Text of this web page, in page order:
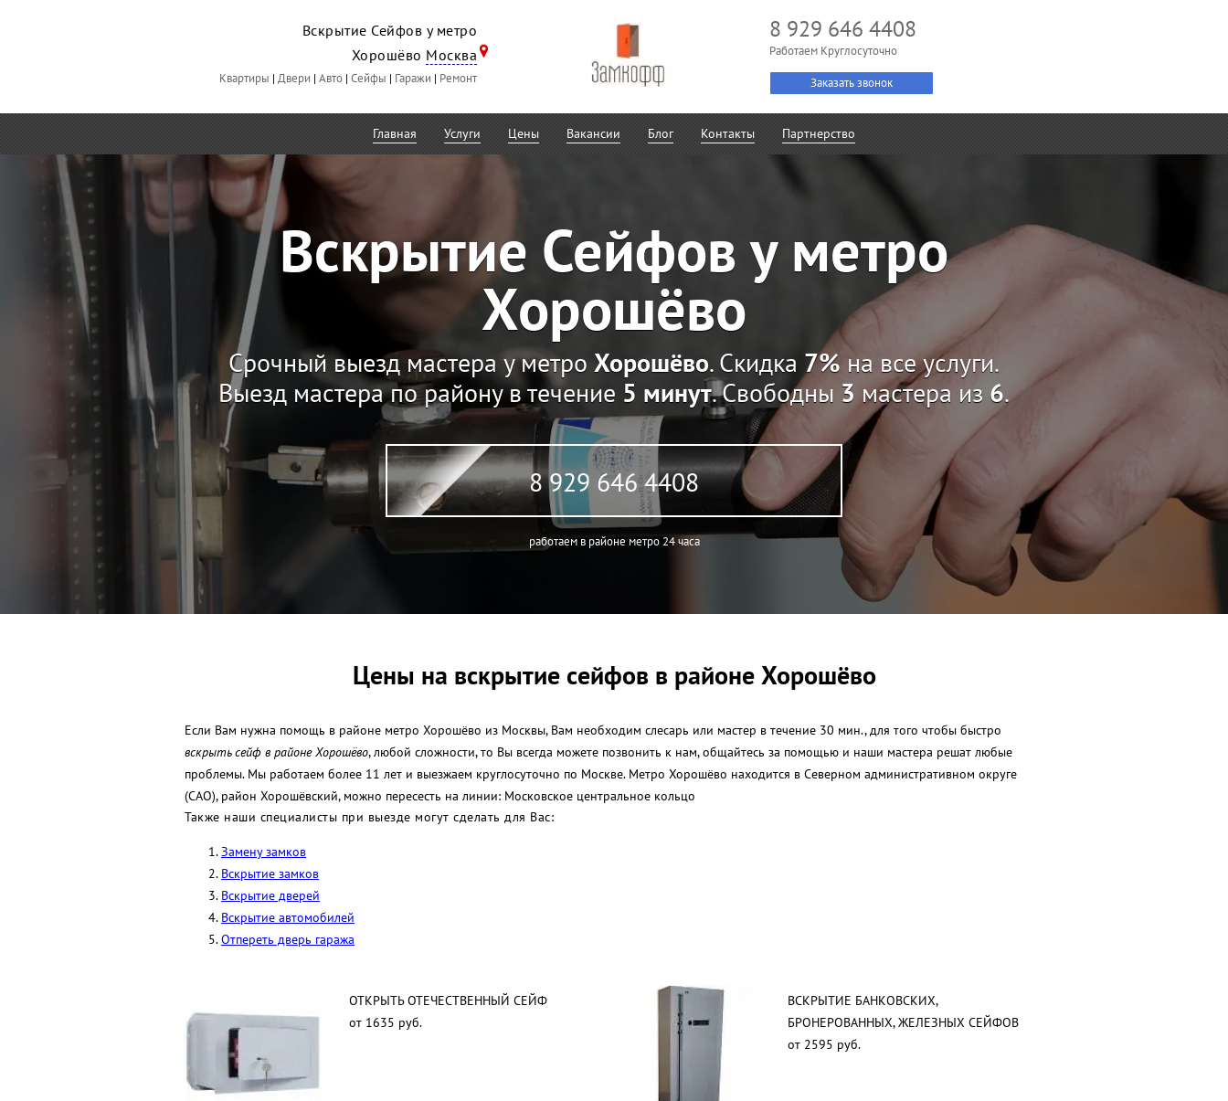
Вскрытие Сейфов у метро
Хорошёво Москва
Квартиры | Двери | Авто | Сейфы | Гаражи | Ремонт
8 929 646 4408
Работаем Круглосуточно
Заказать звонок
Главная Услуги Цены Вакансии Блог Контакты Партнерство
Вскрытие Сейфов у метро
Хорошёво
Срочный выезд мастера у метро Хорошёво. Скидка 7% на все услуги.
Выезд мастера по району в течение 5 минут. Свободны 3 мастера из 6.
8 929 646 4408
работаем в районе метро 24 часа
Цены на вскрытие сейфов в районе Хорошёво
Если Вам нужна помощь в районе метро Хорошёво из Москвы, Вам необходим слесарь или мастер в течение 30 мин., для того чтобы быстро
вскрыть сейф в районе Хорошёво, любой сложности, то Вы всегда можете позвонить к нам, общайтесь за помощью и наши мастера решат любые
проблемы. Мы работаем более 11 лет и выезжаем круглосуточно по Москве. Метро Хорошёво находится в Северном административном округе
(САО), район Хорошёвский, можно пересесть на линии: Московское центральное кольцо
Также наши специалисты при выезде могут сделать для Вас:
Замену замков
Вскрытие замков
Вскрытие дверей
Вскрытие автомобилей
Отпереть дверь гаража
ОТКРЫТЬ ОТЕЧЕСТВЕННЫЙ СЕЙФ
от 1635 руб.
ВСКРЫТИЕ БАНКОВСКИХ,
БРОНЕРОВАННЫХ, ЖЕЛЕЗНЫХ СЕЙФОВ
от 2595 руб.